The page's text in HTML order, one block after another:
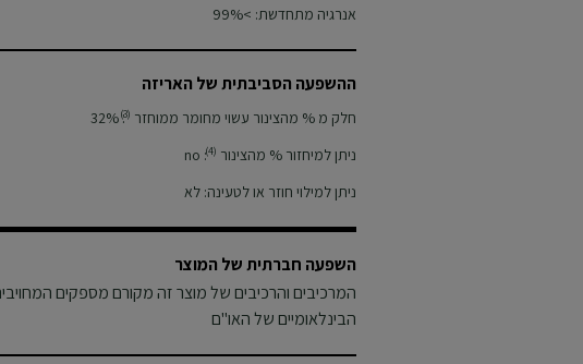
אנרגיה מתחדשת: >99%
ההשפעה הסביבתית של האריזה
חלק מ % מהצינור עשוי מחומר ממוחזר (3)
:
32%
ניתן למיחזור % מהצינור (4)
:
no
ניתן למילוי חוזר או לטעינה: לא
השפעה חברתית של המוצר
המרכיבים והרכיבים של מוצר זה מקורם מספקים
הבינלאומיים של האו"ם